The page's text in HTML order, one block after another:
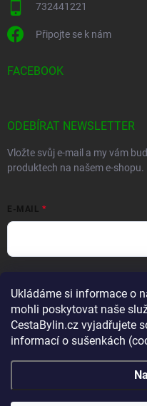
Ukládáme si informace o
mohli poskytovat naše
CestaBylin.cz vyjadřujete
informací o sušenkách
732441221
Připojte se k nám
FACEBOOK
ODEBÍRAT NEWSLETTER
Vložte svůj e-mail a my vám
produktech na našem e-shopu.
E-MAIL
Přihlásit se